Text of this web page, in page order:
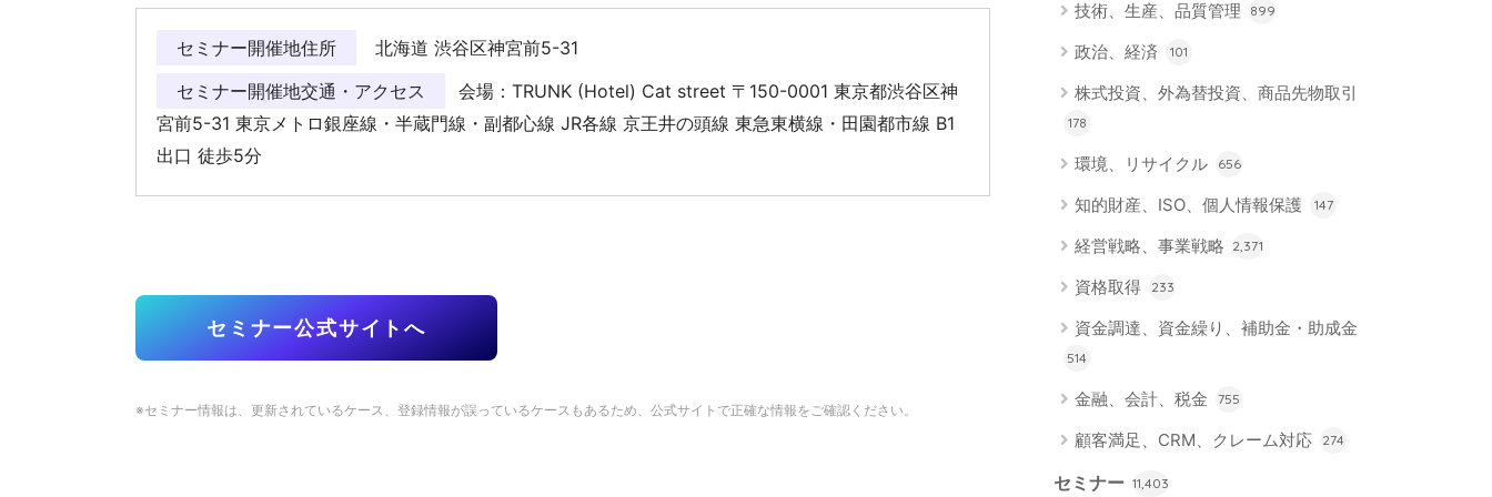
セミナー開催地住所
北海道 渋谷区神宮前5-31
セミナー開催地交通・アクセス
会場：TRUNK (Hotel) Cat street 〒150-0001 東京都渋谷区神
宮前5-31 東京メトロ銀座線・半蔵門線・副都心線 JR各線 京王井の頭線 東急東横線・田園都市線 B1
出口 徒歩5分
セミナー公式サイトへ
※セミナー情報は、更新されているケース、登録情報が誤っているケースもあるため、公式サイトで正確な情報をご確認ください。
技術、生産、品質管理 899
政治、経済 101
株式投資、外為替投資、商品先物取引
178
環境、リサイクル 656
知的財産、ISO、個人情報保護 147
経営戦略、事業戦略 2,371
資格取得 233
資金調達、資金繰り、補助金・助成金
514
金融、会計、税金 755
顧客満足、CRM、クレーム対応 274
セミナー 11,403